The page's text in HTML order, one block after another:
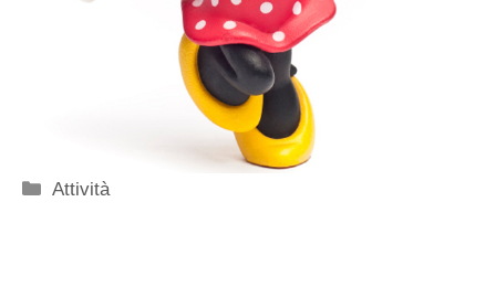
Categorie
Attività